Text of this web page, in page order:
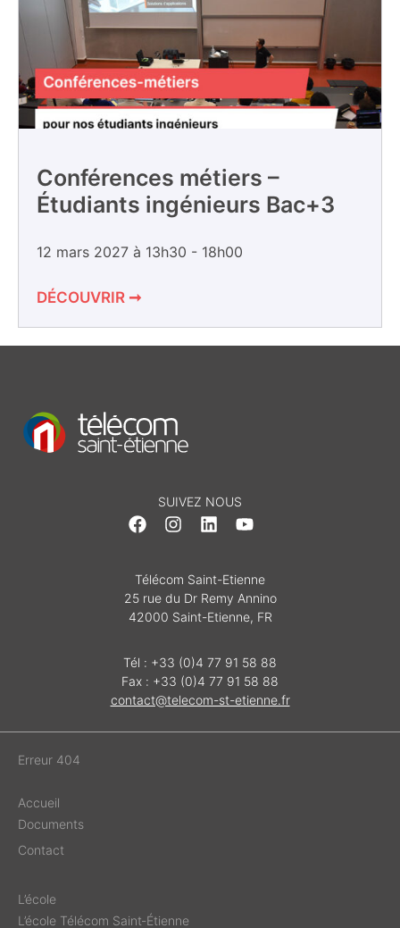
Conférences métiers –
Étudiants ingénieurs Bac+3
12 mars 2027 à 13h30 - 18h00
DÉCOUVRIR ➞
SUIVEZ NOUS
Télécom Saint-Etienne
25 rue du Dr Remy Annino
42000 Saint-Etienne, FR
Tél : +33 (0)4 77 91 58 88
Fax : +33 (0)4 77 91 58 88
contact@telecom-st-etienne.fr
Erreur 404
Accueil
Documents
Contact
L’école
L’école Télécom Saint‑Étienne